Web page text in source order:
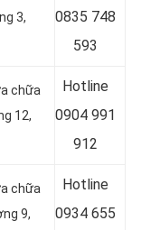
3,
0835 748
593
chữa
12,
Hotline
0904 991
912
chữa
9,
Hotline
0934 655